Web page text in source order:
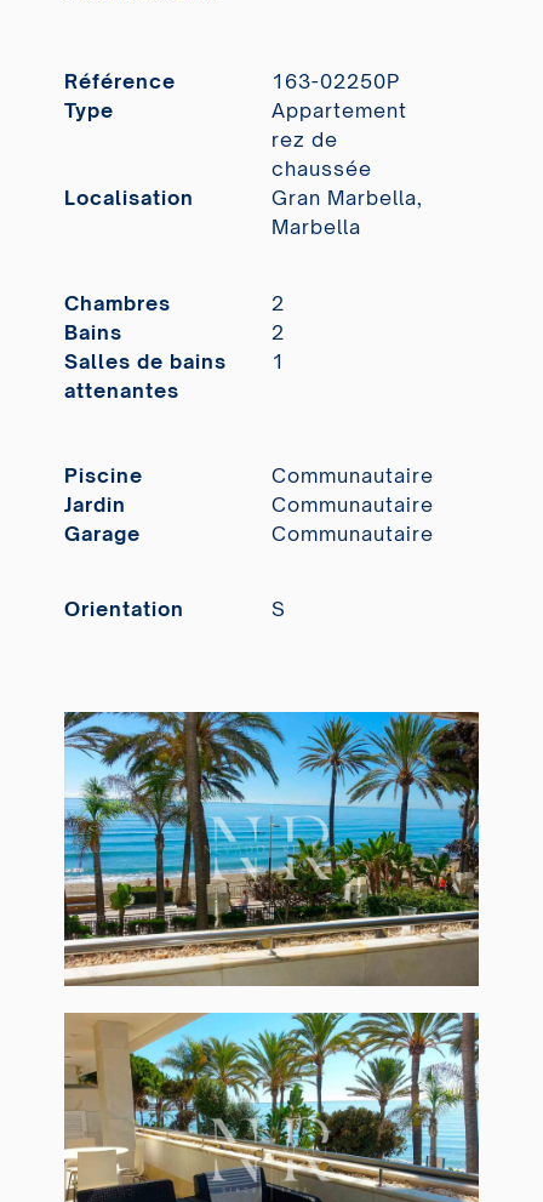
Référence
163-02250P
Type
Appartement
rez de
chaussée
Localisation
Gran Marbella,
Marbella
Chambres
2
Bains
2
Salles de bains
attenantes
1
Piscine
Communautaire
Jardin
Communautaire
Garage
Communautaire
Orientation S